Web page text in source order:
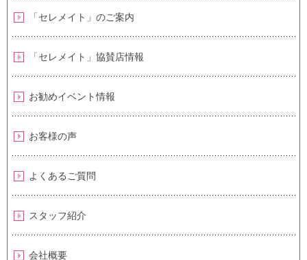
「セレメイト」のご案内
「セレメイト」協賛店情報
お勧めイベント情報
お客様の声
よくあるご質問
スタッフ紹介
会社概要